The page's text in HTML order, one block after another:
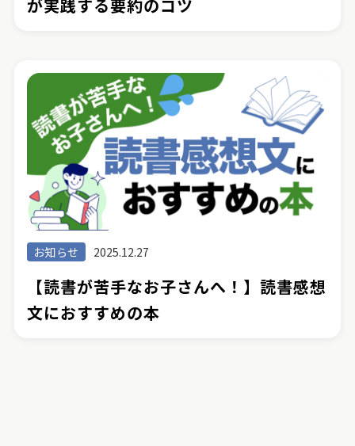
が実践する要約のコツ
お知らせ 2025.12.27
【読書が苦手なお子さんへ！】読書感想
文におすすめの本